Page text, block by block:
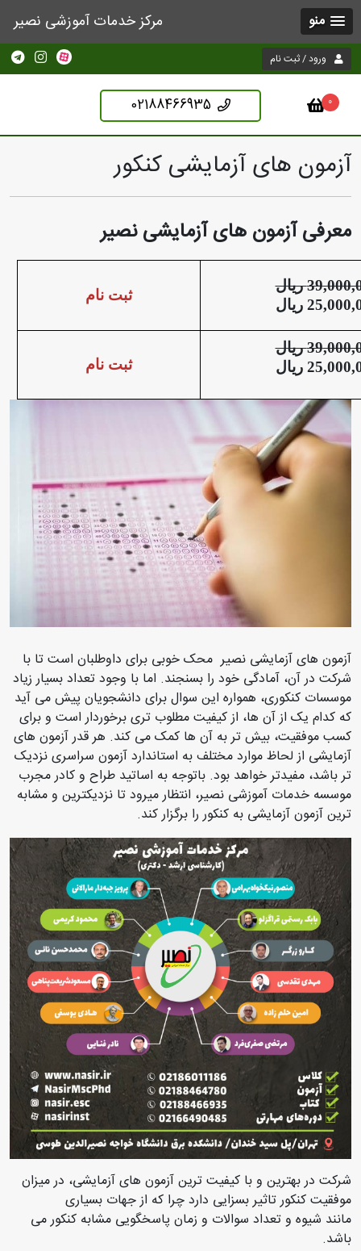
مرکز خدمات آموزشی نصیر منو
ورود / ثبت نام
0
02188466935
آزمون های آزمایشی کنکور
معرفی آزمون های آزمایشی نصیر
ریال
ثبت نام
ریال
ثبت نام
آزمون های آزمایشی نصیر محک خوبی برای داوطلبان است تا با
شرکت در آن، آمادگی خود را بسنجند. اما با وجود تعداد بسیار زیاد
موسسات کنکوری، همواره این سوال برای دانشجویان پیش می آید
که کدام یک از آن ها، از کیفیت مطلوب تری برخوردار است و برای
کسب موفقیت، بیش تر به آن ها کمک می کند. هر قدر آزمون های
آزمایشی از لحاظ موارد مختلف به استاندارد آزمون سراسری نزدیک
تر باشد، مفیدتر خواهد بود. باتوجه به اساتید طراح و کادر مجرب
موسسه خدمات آموزشی نصیر، انتظار میرود تا نزدیکترین و مشابه
ترین آزمون آزمایشی به کنکور را برگزار کند.
شرکت در بهترین و با کیفیت ترین آزمون های آزمایشی، در میزان
موفقیت کنکور تاثیر بسزایی دارد چرا که از جهات بسیاری
مانند شیوه و تعداد سوالات و زمان پاسخگویی مشابه کنکور می
باشد.